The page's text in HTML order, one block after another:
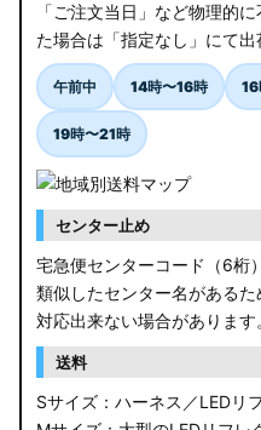
「ご注文当日」など物理的
た場合は「指定なし」にて出
午前中 14時〜16時 16
19時〜21時
センター止め
宅急便センターコード（6桁
類似したセンター名がある
対応出来ない場合があります
送料
Sサイズ：ハーネス／LEDリ